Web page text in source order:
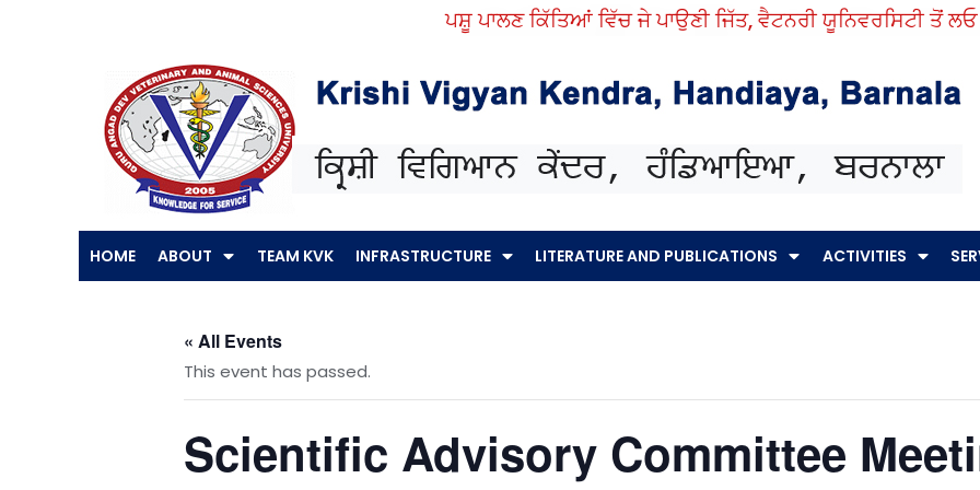
ਪਸ਼ੂ ਪਾਲਣ ਕਿੱਤਿਆਂ ਵਿੱਚ ਜੇ ਪਾਉਣੀ ਜਿੱਤ, ਵੈਟਨਰੀ ਯੂਨਿਵਰਸਿਟੀ ਤੋਂ ਲਓ ਨੁਕਤੇ
HOME ABOUT TEAM KVK INFRASTRUCTURE LITERATURE AND PUBLICATIONS ACTIVITIES
« All Events
This event has passed.
Scientific Advisory Committee